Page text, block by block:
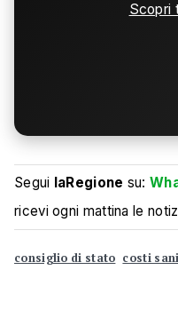
Scopri
Segui laRegione su:
ricevi ogni mattina le
consiglio di stato costi